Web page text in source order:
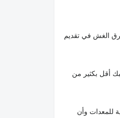
الغش في تقديم
أقل بكثير من
للمعدات وأن